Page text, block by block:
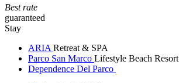
Best rate
guaranteed
Stay
ARIA Retreat & SPA
Parco San Marco Lifestyle Beach Resort
Dependence Del Parco